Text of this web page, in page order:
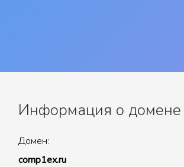
Информация о домене
Домен:
comp1ex.ru